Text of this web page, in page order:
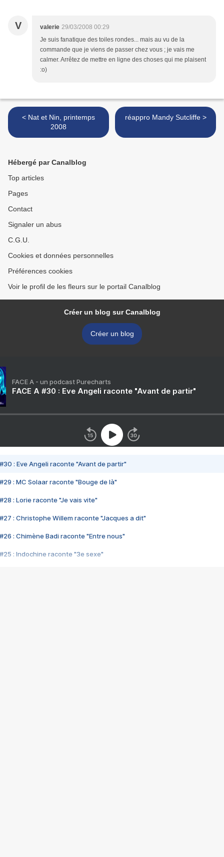
V valerie 29/03/2008 00:29
Je suis fanatique des toiles rondes... mais au vu de la
commande que je viens de passer chez vous ; je vais me
calmer. Arrêtez de mettre en ligne des choses qui me plaisent
:o)
< Nat et Nin, printemps
2008
réappro Mandy Sutcliffe >
Hébergé par Canalblog
Top articles
Pages
Contact
Signaler un abus
C.G.U.
Cookies et données personnelles
Préférences cookies
Voir le profil de les fleurs sur le portail Canalblog
Créer un blog sur Canalblog
Créer un blog
FACE A - un podcast Purecharts
FACE A #30 : Eve Angeli raconte "Avant de partir"
#30 : Eve Angeli raconte "Avant de partir"
#29 : MC Solaar raconte "Bouge de là"
#28 : Lorie raconte "Je vais vite"
#27 : Christophe Willem raconte "Jacques a dit"
#26 : Chimène Badi raconte "Entre nous"
#25 : Indochine raconte "3e sexe"